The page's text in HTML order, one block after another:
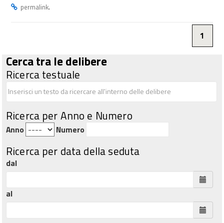
permalink.
1
Cerca tra le delibere
Ricerca testuale
Ricerca per Anno e Numero
Anno Numero
Ricerca per data della seduta
dal
al